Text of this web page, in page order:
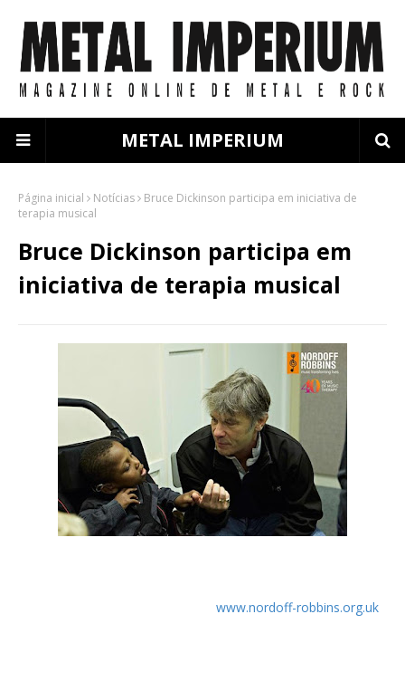
METAL IMPERIUM
Página inicial Notícias
Bruce Dickinson participa em iniciativa de
terapia musical
Bruce Dickinson participa em
iniciativa de terapia musical
www.nordoff-robbins.org.uk